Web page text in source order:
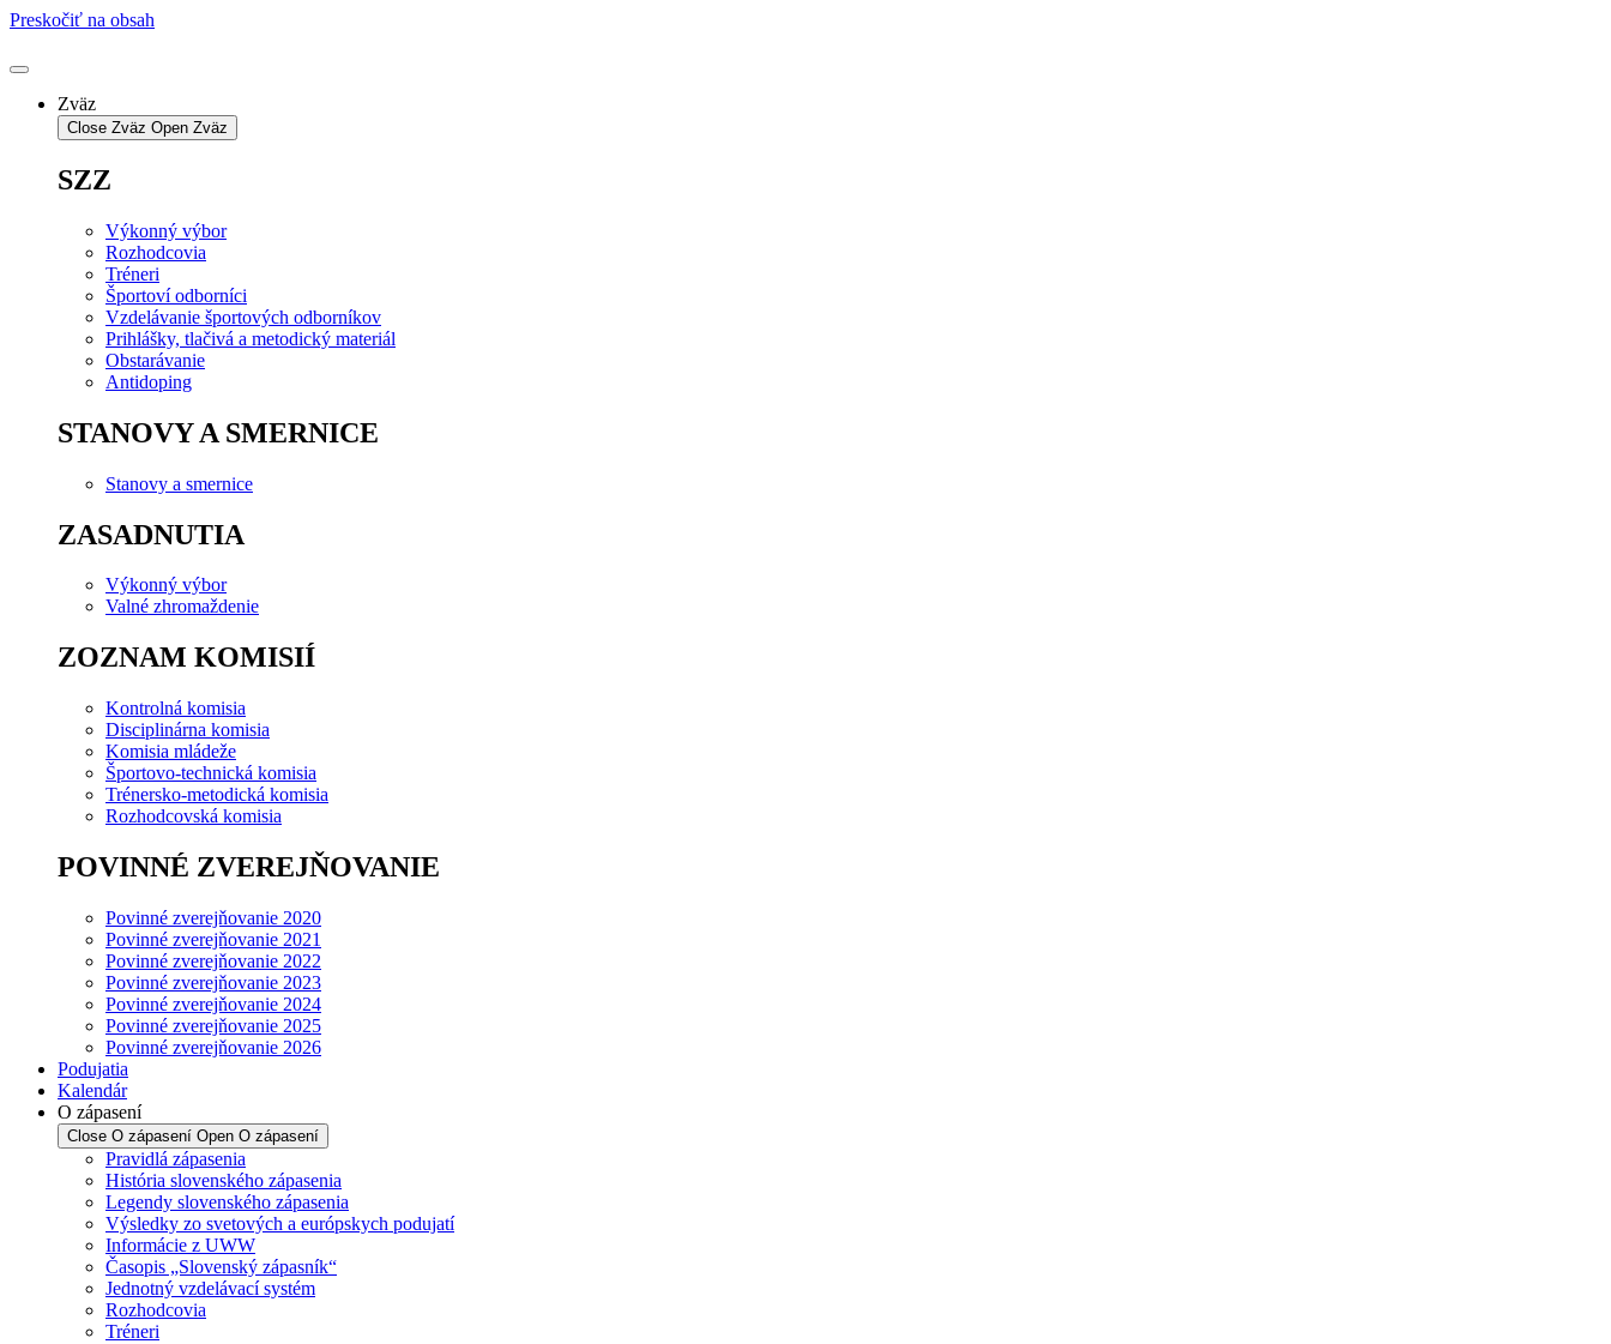
Preskočiť na obsah
Zväz
Close Zväz Open Zväz
SZZ
Výkonný výbor
Rozhodcovia
Tréneri
Športoví odborníci
Vzdelávanie športových odborníkov
Prihlášky, tlačivá a metodický materiál
Obstarávanie
Antidoping
STANOVY A SMERNICE
Stanovy a smernice
ZASADNUTIA
Výkonný výbor
Valné zhromaždenie
ZOZNAM KOMISIÍ
Kontrolná komisia
Disciplinárna komisia
Komisia mládeže
Športovo-technická komisia
Trénersko-metodická komisia
Rozhodcovská komisia
POVINNÉ ZVEREJŇOVANIE
Povinné zverejňovanie 2020
Povinné zverejňovanie 2021
Povinné zverejňovanie 2022
Povinné zverejňovanie 2023
Povinné zverejňovanie 2024
Povinné zverejňovanie 2025
Povinné zverejňovanie 2026
Podujatia
Kalendár
O zápasení
Close O zápasení Open O zápasení
Pravidlá zápasenia
História slovenského zápasenia
Legendy slovenského zápasenia
Výsledky zo svetových a európskych podujatí
Informácie z UWW
Časopis „Slovenský zápasník“
Jednotný vzdelávací systém
Rozhodcovia
Tréneri